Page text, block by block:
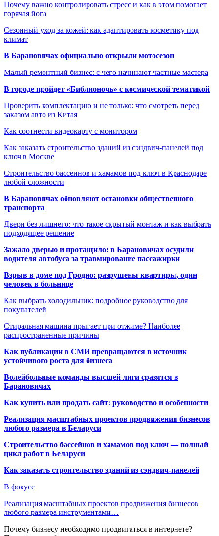
Почему важно контролировать стресс и как в этом помогает
горячая йога
Сезонный уход за кожей: как адаптировать косметику под
климат
В Барановичах официально открыли мотосезон
Малый ремонтный бизнес: с чего начинают частные мастера
В городе пройдет «Библионочь» с космической тематикой
Проверить комплектацию и не только: что смотреть перед
заказом авто из Китая
Как соотнести видеокарту с монитором
Как заказать строительство зданий из сэндвич-панелей под
ключ в Москве
Строительство бассейнов и хамамов под ключ в Краснодаре
любой сложности
В Барановичах обновляют остановки общественного
транспорта
Двери без лишнего: что такое скрытый монтаж и как выбрать
подходящее решение
Зажало дверью и протащило: в Барановичах осудили
водителя автобуса за травмирование пассажирки
Взрыв в доме под Гродно: разрушены квартиры, один
человек в больнице
Как выбрать холодильник: подробное руководство для
покупателей
Стиральная машина прыгает при отжиме? Наиболее
распространенные причины
Как публикации в СМИ превращаются в источник
устойчивого роста для бизнеса
Волейбольные команды высшей лиги сразятся в
Барановичах
Как купить или продать сайт: руководство и особенности
Реализация масштабных проектов продвижения бизнесов
любого размера в Беларуси
Строительство бассейнов и хамамов под ключ — полный
цикл работ в Беларуси
Как заказать строительство зданий из сэндвич-панелей
В фокусе
Реализация масштабных проектов продвижения бизнесов
любого размера инструментами…
Почему бизнесу необходимо продвигаться в интернете?